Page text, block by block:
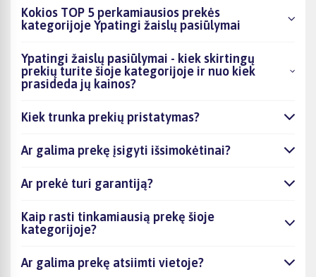
Kokios TOP 5 perkamiausios prekės
kategorijoje Ypatingi žaislų pasiūlymai
Ypatingi žaislų pasiūlymai - kiek skirtingų
prekių turite šioje kategorijoje ir nuo kiek
prasideda jų kainos?
Kiek trunka prekių pristatymas?
Ar galima prekę įsigyti išsimokėtinai?
Ar prekė turi garantiją?
Kaip rasti tinkamiausią prekę šioje
kategorijoje?
Ar galima prekę atsiimti vietoje?